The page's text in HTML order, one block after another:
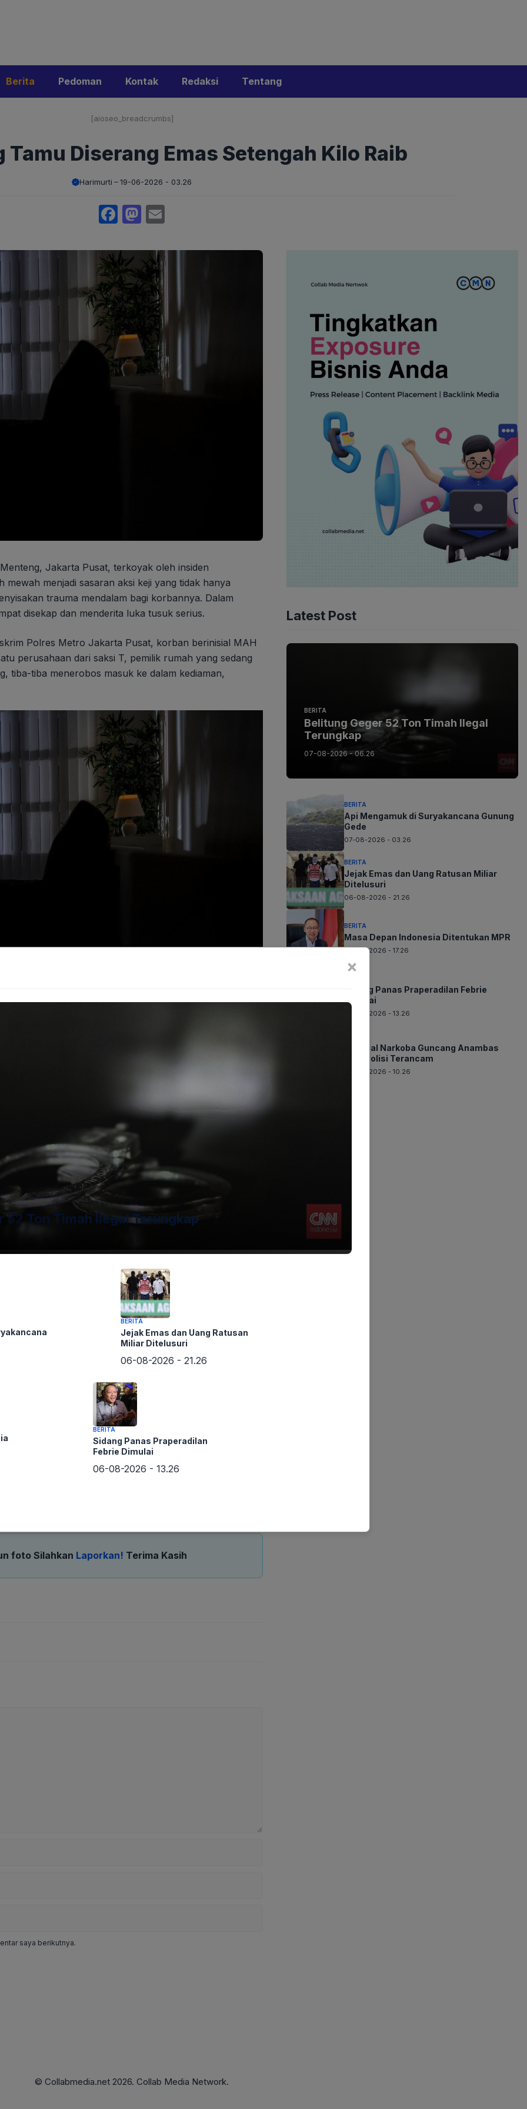
Berita Pedoman Kontak Redaksi Tentang
[aioseo_breadcrumbs]
Diserang Emas Setengah Kilo Raib
Harimurti 19-06-2026 - 03.26
Facebook
Mastodon
Jakarta Pusat, terkoyak oleh insiden
menjadi sasaran aksi keji yang tidak hanya
trauma mendalam bagi korbannya. Dalam
disekap dan menderita luka tusuk serius.
Polres Metro Jakarta Pusat, korban berinisial MAH
perusahaan dari saksi T, pemilik rumah yang sedang
tiba-tiba menerobos masuk ke dalam kediaman,
di bagian leher dan punggung. Kondisinya sempat
Kapolsek Metro Menteng AKBP Braiel Arnold
ditaksir mencapai 500 gram emas batangan milik
Polres Metro Jakarta Pusat dan Subdit Jatanras
mendalam serta memburu para pelaku. "Saat ini
komitmen aparat untuk mengungkap kasus
foto Silahkan Laporkan! Terima Kasih
saya berikutnya.
Latest Post
BERITA
Belitung Geger 52 Ton Timah Ilegal
Terungkap
07-08-2026 - 06.26
BERITA
Api Mengamuk di Suryakancana Gunung
Gede
07-08-2026 - 03.26
BERITA
Jejak Emas dan Uang Ratusan Miliar
Ditelusuri
06-08-2026 - 21.26
BERITA
Masa Depan Indonesia Ditentukan MPR
06-08-2026 - 17.26
Sidang Panas Praperadilan Febrie
Dimulai
06-08-2026 - 13.26
Skandal Narkoba Guncang Anambas
Tiga Polisi Terancam
06-08-2026 - 10.26
© Collabmedia.net 2026. Collab Media Network.
×
52 Ton Timah Ilegal Terungkap
BERITA
Jejak Emas dan Uang Ratusan
Miliar Ditelusuri
06-08-2026 - 21.26
BERITA
Sidang Panas Praperadilan
Febrie Dimulai
06-08-2026 - 13.26